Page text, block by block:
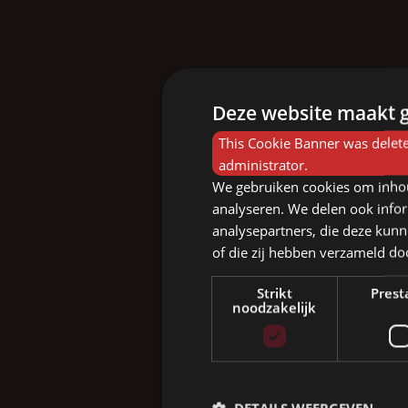
Deze website maakt
This Cookie Banner was
administrator.
We gebruiken cookies om
analyseren. We delen ook
analysepartners, die deze
of die zij hebben verzameld
Strikt
noodzakelijk